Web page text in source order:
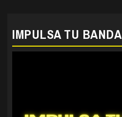
IMPULSA TU BANDA